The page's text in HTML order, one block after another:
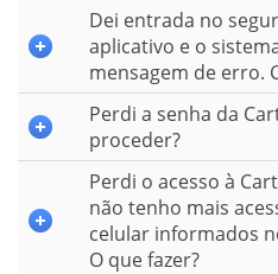
Dei entrada no
aplicativo e o
mensagem de erro.
Perdi a senha da
proceder?
Perdi o acesso à
não tenho mais
celular informados
O que fazer?